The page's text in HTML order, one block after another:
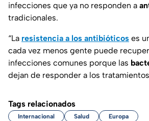
infecciones que ya no responden a
tradicionales.
“La resistencia a los antibióticos es
cada vez menos gente puede
infecciones comunes porque las
dejan de responder a los
Tags relacionados
Internacional Salud Europa